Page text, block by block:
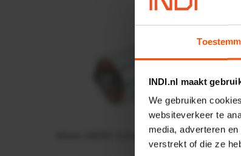
INDI.nl maakt
We gebruiken
websiteverkeer te
media, adverteren
verstrekt of die ze
Motor 24VDC 2,2 kw + PTC